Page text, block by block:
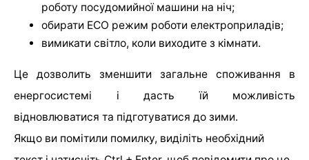
роботу посудомийної машини на ніч;
обирати ECO режим роботи електроприладів;
вимикати світло, коли виходите з кімнати.
Це дозволить зменшити загальне споживання в
енергосистемі і дасть їй можливість
відновлюватися та підготуватися до зими.
Якщо ви помітили помилку, виділіть необхідний